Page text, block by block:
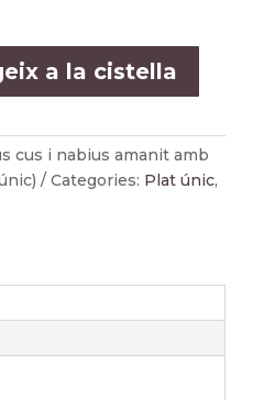
a la cistella
cus i nabius amanit amb
Categories: Plat únic,